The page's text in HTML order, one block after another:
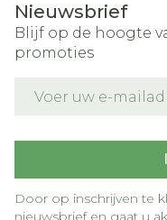
Nieuwsbrief
Blijf op de hoogte
promoties
Door op inschrijven te
nieuwsbrief en gaat u